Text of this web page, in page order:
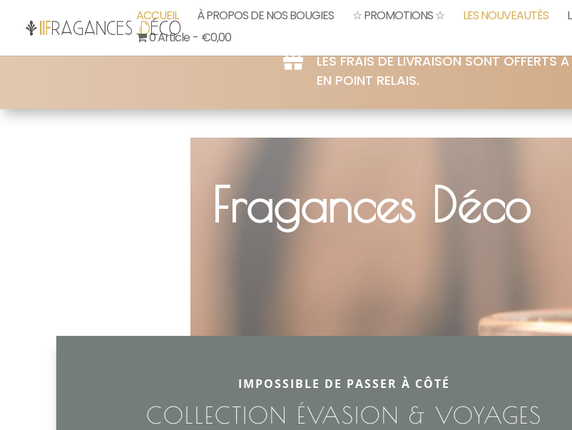
ACCUEIL À PROPOS DE NOS BOUGIES ☆ PROMOTIONS ☆ LES NOUVEAUTÉS
0 Article
€0,00

LES FRAIS DE LIVRAISON SONT OFFERTS
EN POINT RELAIS.
Fragances Déco
IMPOSSIBLE DE PASSER À CÔTÉ
COLLECTION ÉVASION & VOYAGES